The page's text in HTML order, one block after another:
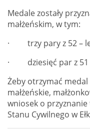
Medale zostały
małżeńskim, w tym:
· trzy pary z 52 –
· dziesięć par z 51
Żeby otrzymać medal
małżeńskie,
wniosek o
Stanu Cywilnego w